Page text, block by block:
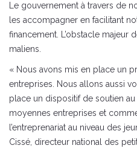
Le gouvernement à travers de
les accompagner en facilitant
financement. L’obstacle majeur
maliens.
« Nous avons mis en place un
entreprises. Nous allons aussi
place un dispositif de soutien
moyennes entreprises et
l’entreprenariat au niveau des
Cissé, directeur national des